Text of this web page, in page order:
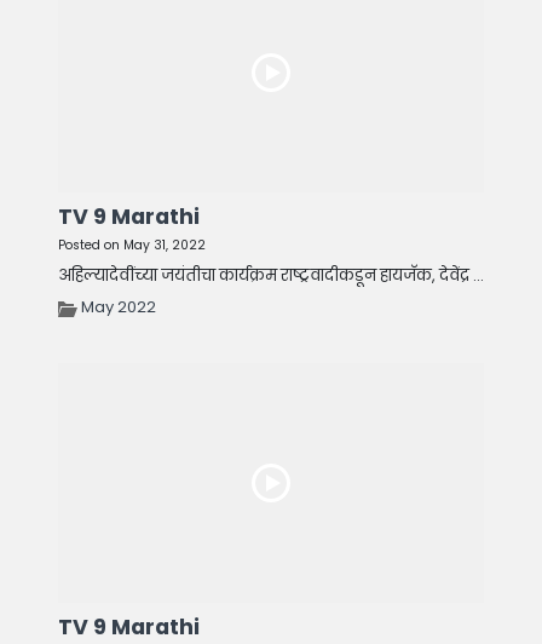
TV 9 Marathi
Posted on May 31, 2022
अहिल्यादेवींच्या जयंतीचा कार्यक्रम राष्ट्रवादीकडून हायजॅक, देवेंद्र ...
May 2022
TV 9 Marathi